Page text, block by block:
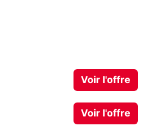
Voir l'offre
Voir l'offre